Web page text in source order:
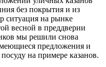
без покрытия и из
ситуация на рынке
весной в преддверии
мы решили снова
предложения и
на примере казанов.